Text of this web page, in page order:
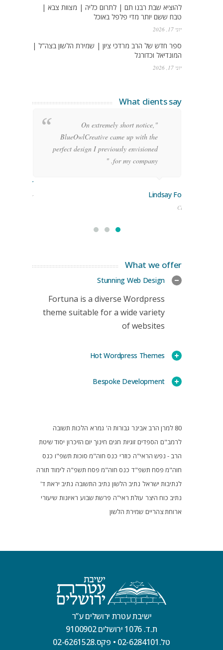
להוציא שבת רבנו תם | לתרום כליה | מצוות צבא |
טבח ששם יותר מדי פלפל באוכל
יוני 17, 2026
ספר חדש של הרב מרדכי ציון | שמירת הלשון בצה"ל |
המונדיאל וכדורגל
יוני 17, 2026
What clients say
"On extremely short notice,
BlueOwlCreative came up with the
perfect design I previously envisioned
for my company. "
Lindsay Ford
CEO
Stoner
Manager
What we offer
Stunning Web Design
Fortuna is a diverse Wordpress
theme suitable for a wide variety
of websites
Hot Wordpress Themes
Bespoke Development
80 למרן הרב אבינר גבורות ה' גמרא הלכות תשובה
לרמב"ם הספדים זוגיות חגים חינוך יום הזיכרון יסוד שיטת
הרב - נפש הראי"ה כוזרי כנס חוה"מ סוכות תשפ"ו כנס
חוה"מ פסח תשפ"ד כנס חוה"מ פסח תשפ"ה לימוד תורה
לנתיבות ישראל נתיב הלשון נתיב התשובה נתיב יראת ד'
נתיב כוח היצר עולת ראי"ה פרשת שבוע ראיונות שיעורי
ארוחת צהריים שמירת הלשון
ישיבת עטרת ירושלים ע”ר
ת.ד. 1076 ירושלים 9100902
טל.02-6284101
• פקס.02-6261528